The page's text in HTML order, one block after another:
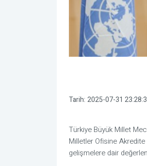
Tarih: 2025-07-31
Türkiye Büyük Millet
Milletler Ofisine Akredite
gelişmelere dair